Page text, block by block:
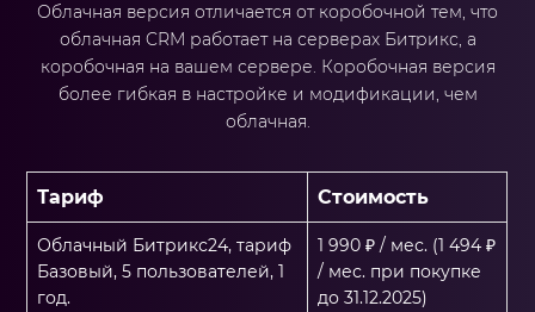
Облачная версия отличается от коробочной тем, что
облачная CRM работает на серверах Битрикс, а
коробочная на вашем сервере. Коробочная версия
более гибкая в настройке и модификации, чем
облачная.
Тариф Стоимость
Облачный Битрикс24, тариф
Базовый, 5 пользователей, 1
год.
1 990 ₽ / мес. (1 494 ₽
/ мес. при покупке
до 31.12.2025)